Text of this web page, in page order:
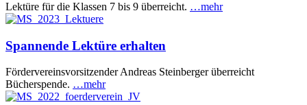
Lektüre für die Klassen 7 bis 9 überreicht. …mehr
Spannende Lektüre erhalten
Fördervereinsvorsitzender Andreas Steinberger überreicht
Bücherspende. …mehr